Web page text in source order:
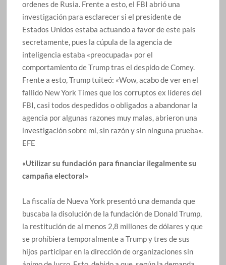
ordenes de Rusia. Frente a esto, el FBI abrió una
investigación para esclarecer si el presidente de
Estados Unidos estaba actuando a favor de este país
secretamente, pues la cúpula de la agencia de
inteligencia estaba «preocupada» por el
comportamiento de Trump tras el despido de Comey.
Frente a esto, Trump tuiteó: «Wow, acabo de ver en el
fallido New York Times que los corruptos ex líderes del
FBI, casi todos despedidos o obligados a abandonar la
agencia por algunas razones muy malas, abrieron una
investigación sobre mí, sin razón y sin ninguna prueba».
EFE
«Utilizar su fundación para financiar ilegalmente su
campaña electoral»
La fiscalía de Nueva York presentó una demanda que
buscaba la disolución de la fundación de Donald Trump,
la restitución de al menos 2,8 millones de dólares y que
se prohíbiera temporalmente a Trump y tres de sus
hijos participar en la dirección de organizaciones sin